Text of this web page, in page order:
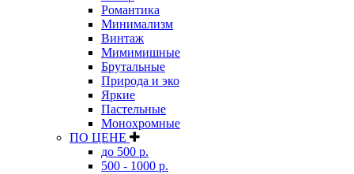
Романтика
Минимализм
Винтаж
Мимимишные
Брутальные
Природа и эко
Яркие
Пастельные
Монохромные
ПО ЦЕНЕ
до 500 р.
500 - 1000 р.